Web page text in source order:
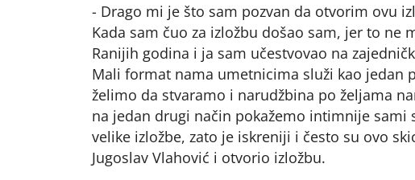
- Drago mi je što sam pozvan da otvorim ovu
Kada sam čuo za izložbu došao sam, jer to
Ranijih godina i ja sam učestvovao na
Mali format nama umetnicima služi kao jedan
želimo da stvaramo i narudžbina po željama
na jedan drugi način pokažemo intimnije
velike izložbe, zato je iskreniji i često su ovo
Jugoslav Vlahović i otvorio izložbu.